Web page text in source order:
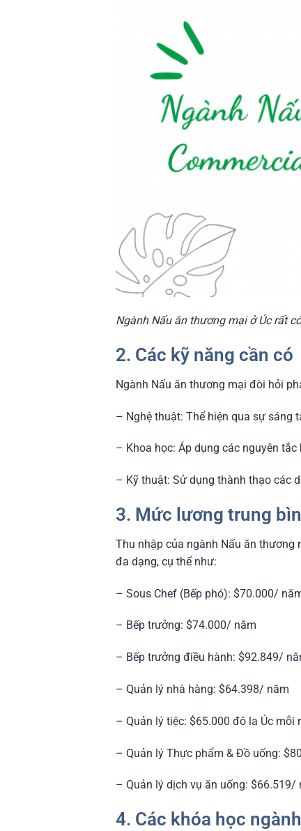
Ngành Nấu ăn thương mại ở Úc rất
2. Các kỹ năng cần có
Ngành Nấu ăn thương mại đòi hỏi
– Nghệ thuật: Thể hiện qua sự sáng
– Khoa học: Áp dụng các nguyên
– Kỹ thuật: Sử dụng thành thạo các
3. Mức lương trung
Thu nhập của ngành Nấu ăn
đa dạng, cụ thể như:
– Sous Chef (Bếp phó): $70.000/
– Bếp trưởng: $74.000/ năm
– Bếp trưởng điều hành: $92.849/
– Quản lý nhà hàng: $64.398/ năm
– Quản lý tiệc: $65.000 đô la Úc mỗi
– Quản lý Thực phẩm & Đồ uống:
– Quản lý dịch vụ ăn uống: $66.519/
4. Các khóa học